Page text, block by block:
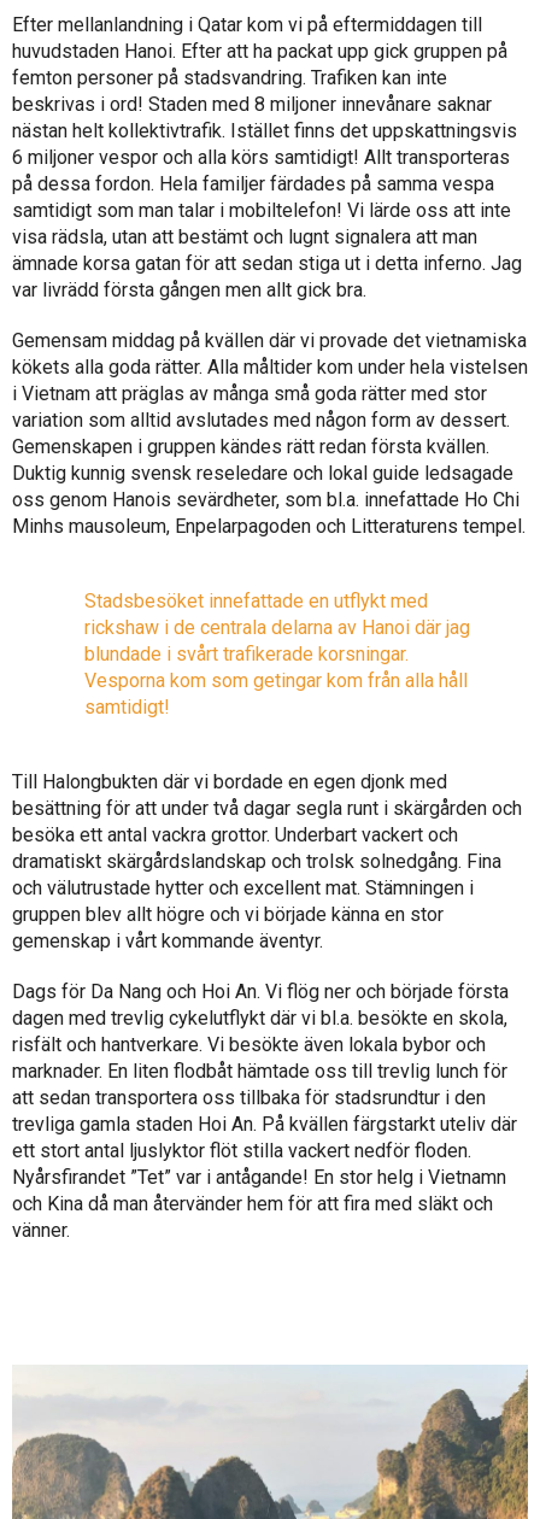
Efter mellanlandning i Qatar kom vi på eftermiddagen till
huvudstaden Hanoi. Efter att ha packat upp gick gruppen på
femton personer på stadsvandring. Trafiken kan inte
beskrivas i ord! Staden med 8 miljoner innevånare saknar
nästan helt kollektivtrafik. Istället finns det uppskattningsvis
6 miljoner vespor och alla körs samtidigt! Allt transporteras
på dessa fordon. Hela familjer färdades på samma vespa
samtidigt som man talar i mobiltelefon! Vi lärde oss att inte
visa rädsla, utan att bestämt och lugnt signalera att man
ämnade korsa gatan för att sedan stiga ut i detta inferno. Jag
var livrädd första gången men allt gick bra.
Gemensam middag på kvällen där vi provade det vietnamiska
kökets alla goda rätter. Alla måltider kom under hela vistelsen
i Vietnam att präglas av många små goda rätter med stor
variation som alltid avslutades med någon form av dessert.
Gemenskapen i gruppen kändes rätt redan första kvällen.
Duktig kunnig svensk reseledare och lokal guide ledsagade
oss genom Hanois sevärdheter, som bl.a. innefattade Ho Chi
Minhs mausoleum, Enpelarpagoden och Litteraturens tempel.
Stadsbesöket innefattade en utflykt med
rickshaw i de centrala delarna av Hanoi där jag
blundade i svårt trafikerade korsningar.
Vesporna kom som getingar kom från alla håll
samtidigt!
Till Halongbukten där vi bordade en egen djonk med
besättning för att under två dagar segla runt i skärgården och
besöka ett antal vackra grottor. Underbart vackert och
dramatiskt skärgårdslandskap och trolsk solnedgång. Fina
och välutrustade hytter och excellent mat. Stämningen i
gruppen blev allt högre och vi började känna en stor
gemenskap i vårt kommande äventyr.
Dags för Da Nang och Hoi An. Vi flög ner och började första
dagen med trevlig cykelutflykt där vi bl.a. besökte en skola,
risfält och hantverkare. Vi besökte även lokala bybor och
marknader. En liten flodbåt hämtade oss till trevlig lunch för
att sedan transportera oss tillbaka för stadsrundtur i den
trevliga gamla staden Hoi An. På kvällen färgstarkt uteliv där
ett stort antal ljuslyktor flöt stilla vackert nedför floden.
Nyårsfirandet ”Tet” var i antågande! En stor helg i Vietnamn
och Kina då man återvänder hem för att fira med släkt och
vänner.